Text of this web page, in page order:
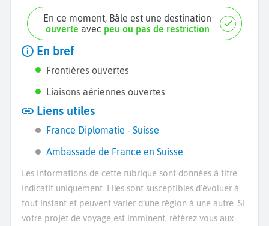
En ce moment, Bâle est une destination
ouverte avec peu ou pas de restriction
En bref
Frontières ouvertes
Liaisons aériennes ouvertes
Liens utiles
France Diplomatie - Suisse
Ambassade de France en Suisse
Les informations de cette rubrique sont données à titre
indicatif uniquement. Elles sont susceptibles d’évoluer à
tout instant et peuvent varier d’une région à une autre. Si
votre projet de voyage est imminent, référez vous aux